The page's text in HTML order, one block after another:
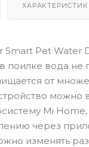
Smart Pet Water
поилке вода не
от
можно
Mi Home,
через
изменять